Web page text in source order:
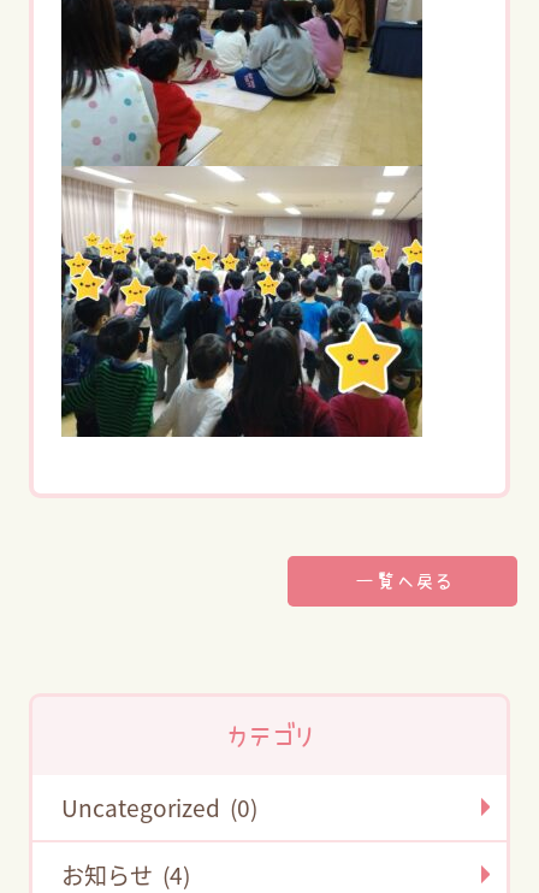
一覧へ戻る
カテゴリ
Uncategorized (0)
お知らせ (4)